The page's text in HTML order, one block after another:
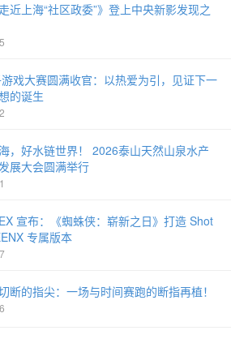
近上海“社区政委”》登上中央新影发现之
戏大赛圆满收官：以热爱为引，见证下一
的诞生
，好水链世界！ 2026泰山天然山泉水产
展大会圆满举行
宣布：《蜘蛛侠：崭新之日》打造 Shot
专属版本
断的指尖：一场与时间赛跑的断指再植！